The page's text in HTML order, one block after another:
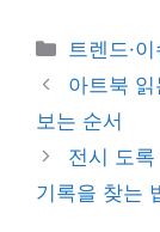
카
테
리
트렌드·이
아트북
보는 순서
전시 도
기록을 찾는